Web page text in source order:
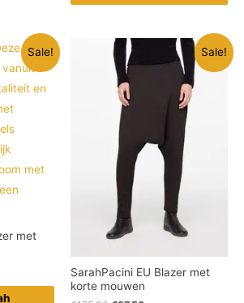
Sale!
met
Sale!
SarahPacini EU Blazer met
korte mouwen